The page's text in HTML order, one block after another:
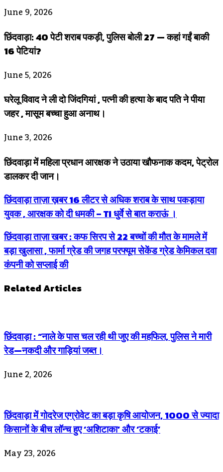
June 9, 2026
छिंदवाड़ा: 40 पेटी शराब पकड़ी, पुलिस बोली 27 — कहां गईं बाकी
16 पेटियां?
June 5, 2026
घरेलू विवाद ने ली दो जिंदगियां , पत्नी की हत्या के बाद पति ने पीया
जहर , मासूम बच्चा हुआ अनाथ।
June 3, 2026
छिंदवाड़ा में महिला प्रधान आरक्षक ने उठाया खौफनाक कदम, पेट्रोल
डालकर दी जान।
छिंदवाड़ा ताज़ा ख़बर 16 लीटर से अधिक शराब के साथ पकड़ाया
युवक , आरक्षक को दी धमकी – TI धुर्वे से बात कराऊं ।
छिंदवाड़ा ताज़ा खबर : कफ सिरप से 22 बच्चों की मौत के मामले में
बड़ा खुलासा , फार्मा ग्रेड की जगह परफ्यूम सेकेंड ग्रेड केमिकल दवा
कंपनी को सप्लाई की
Related Articles
छिंदवाड़ा : “नाले के पास चल रही थी जुए की महफिल, पुलिस ने मारी
रेड—नकदी और गाड़ियां जब्त।
June 2, 2026
छिंदवाड़ा में गोदरेज एग्रोवेट का बड़ा कृषि आयोजन, 1000 से ज्यादा
किसानों के बीच लॉन्च हुए ‘अशिटाका’ और ‘टकाई’
May 23, 2026